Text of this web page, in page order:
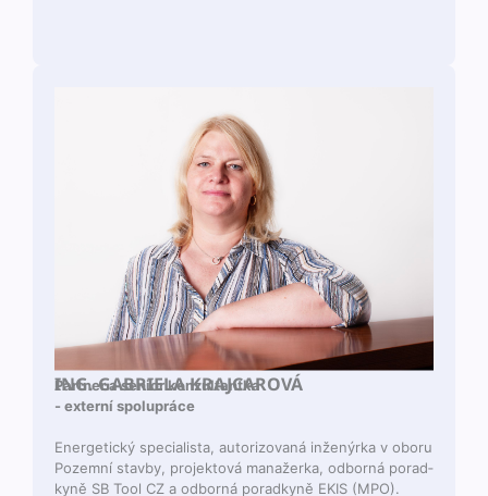
ING. GABRIELA KRAJCAROVÁ
Part­ner a senior konzultantka
- externí spolupráce
Ener­get­ický spe­cial­ista, autor­i­zo­vaná inženýr­ka v oboru
Pozem­ní stav­by, pro­jek­tová man­ažer­ka, odborná porad­
kyně SB Tool CZ a odborná porad­kyně EKIS (MPO).